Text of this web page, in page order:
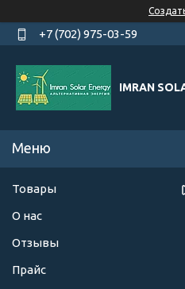
+7 (702) 975-03-59
IMRAN
Товары
О нас
Отзывы
Прайс